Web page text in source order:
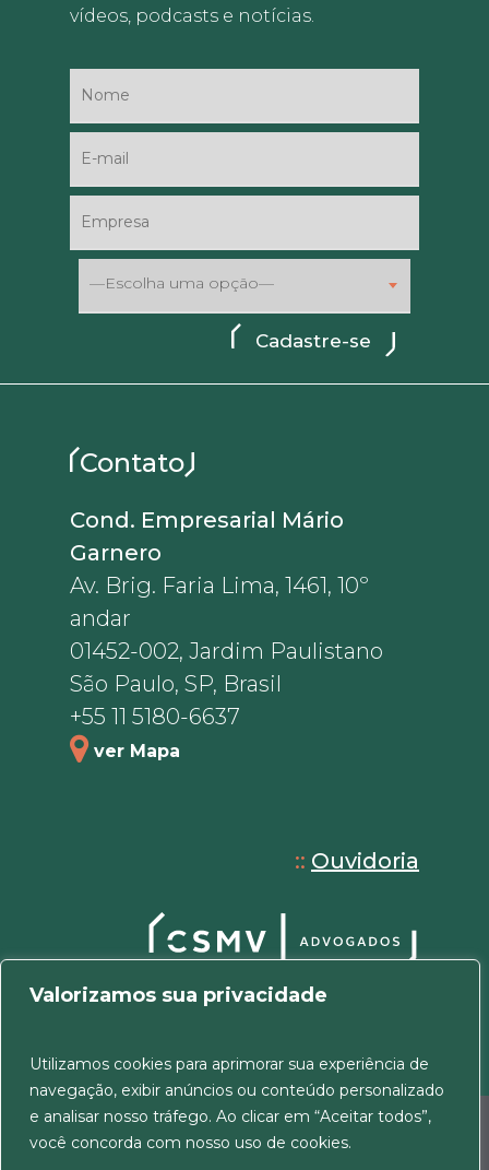
Valorizamos sua privacidade
Utilizamos cookies para aprimorar sua experiência de
navegação, exibir anúncios ou conteúdo personalizado
e analisar nosso tráfego. Ao clicar em “Aceitar todos”,
você concorda com nosso uso de cookies.
vídeos, podcasts e notícias.
—Escolha uma opção—
Contato
Cond. Empresarial Mário
Garnero
Av. Brig. Faria Lima, 1461, 10º
andar
01452-002, Jardim Paulistano
São Paulo, SP, Brasil
+55 11 5180-6637
ver Mapa
:: Ouvidoria
© 2026 CSMV Advogados. Todos os direitos